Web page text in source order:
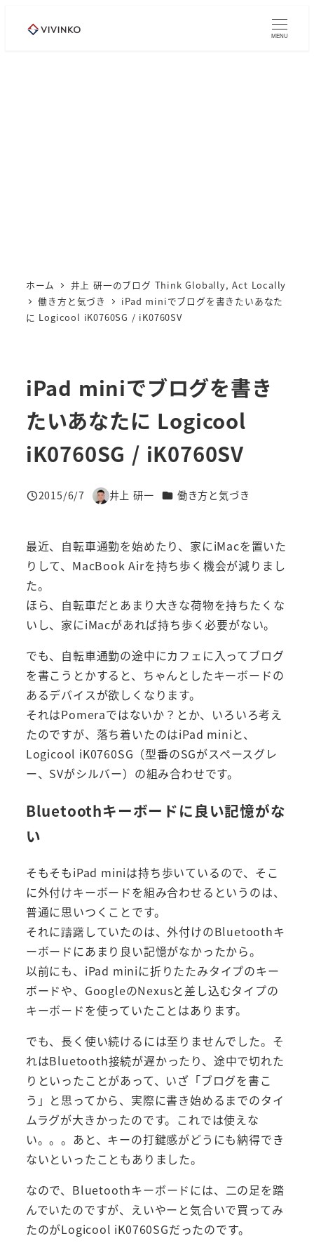
MENU
ホーム
井上 研一のブログ Think Globally, Act Locally
働き方と気づき
iPad miniでブログを書きたいあなた
に Logicool iK0760SG / iK0760SV
iPad miniでブログを書き
たいあなたに Logicool
iK0760SG / iK0760SV
投稿日
2015/6/7
著
井上 研一 カテゴリー
働き方と気づき
最近、自転車通勤を始めたり、家にiMacを置いた
りして、MacBook Airを持ち歩く機会が減りまし
た。
ほら、自転車だとあまり大きな荷物を持ちたくな
いし、家にiMacがあれば持ち歩く必要がない。
でも、自転車通勤の途中にカフェに入ってブログ
を書こうとかすると、ちゃんとしたキーボードの
あるデバイスが欲しくなります。
それはPomeraではないか？とか、いろいろ考え
たのですが、落ち着いたのはiPad miniと、
Logicool iK0760SG（型番のSGがスペースグレ
ー、SVがシルバー）の組み合わせです。
Bluetoothキーボードに良い記憶がな
い
そもそもiPad miniは持ち歩いているので、そこ
に外付けキーボードを組み合わせるというのは、
普通に思いつくことです。
それに躊躇していたのは、外付けのBluetoothキ
ーボードにあまり良い記憶がなかったから。
以前にも、iPad miniに折りたたみタイプのキー
ボードや、GoogleのNexusと差し込むタイプの
キーボードを使っていたことはあります。
でも、長く使い続けるには至りませんでした。そ
れはBluetooth接続が遅かったり、途中で切れた
りといったことがあって、いざ「ブログを書こ
う」と思ってから、実際に書き始めるまでのタイ
ムラグが大きかったのです。これでは使えな
い。。。あと、キーの打鍵感がどうにも納得でき
ないといったこともありました。
なので、Bluetoothキーボードには、二の足を踏
んでいたのですが、えいやーと気合いで買ってみ
たのがLogicool iK0760SGだったのです。